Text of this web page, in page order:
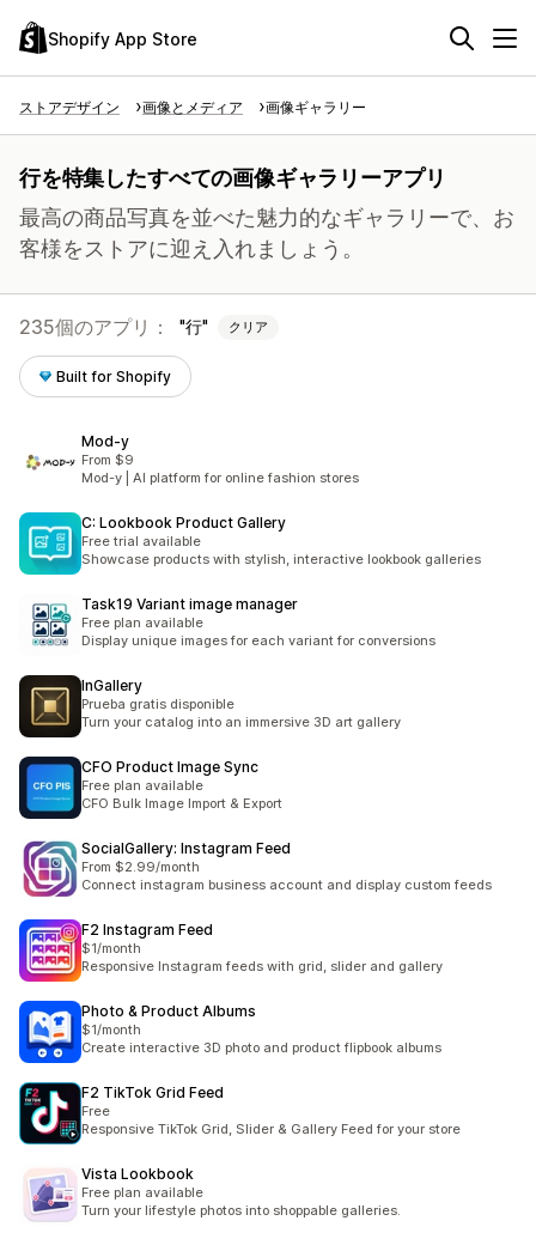
Shopify App Store
ストアデザイン 画像とメディア 画像ギャラリー
行を特集したすべての画像ギャラリーアプリ
最高の商品写真を並べた魅力的なギャラリーで、お
客様をストアに迎え入れましょう。
235個のアプリ： 行 クリア
Built for Shopify
Mod‑y
From $9
Mod-y | AI platform for online fashion stores
C: Lookbook Product Gallery
Free trial available
Showcase products with stylish, interactive lookbook galleries
Task19 Variant image manager
Free plan available
Display unique images for each variant for conversions
InGallery
Prueba gratis disponible
Turn your catalog into an immersive 3D art gallery
CFO Product Image Sync
Free plan available
CFO Bulk Image Import & Export
SocialGallery: Instagram Feed
From $2.99/month
Connect instagram business account and display custom feeds
F2 Instagram Feed
$1/month
Responsive Instagram feeds with grid, slider and gallery
Photo & Product Albums
$1/month
Create interactive 3D photo and product flipbook albums
F2 TikTok Grid Feed
Free
Responsive TikTok Grid, Slider & Gallery Feed for your store
Vista Lookbook
Free plan available
Turn your lifestyle photos into shoppable galleries.